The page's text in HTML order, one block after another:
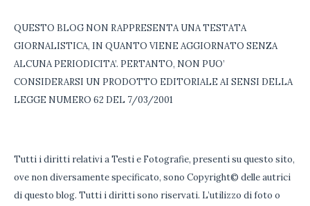
QUESTO BLOG NON RAPPRESENTA UNA TESTATA
GIORNALISTICA, IN QUANTO VIENE AGGIORNATO SENZA
ALCUNA PERIODICITA’. PERTANTO, NON PUO’
CONSIDERARSI UN PRODOTTO EDITORIALE AI SENSI DELLA
LEGGE NUMERO 62 DEL 7/03/2001
Tutti i diritti relativi a Testi e Fotografie, presenti su questo sito,
ove non diversamente specificato, sono Copyright© delle autrici
di questo blog. Tutti i diritti sono riservati. L’utilizzo di foto o